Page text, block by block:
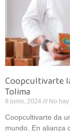
Coopcultivarte
Tolima
8 junio, 2024 No
Coopcultivarte da
mundo. En alianza